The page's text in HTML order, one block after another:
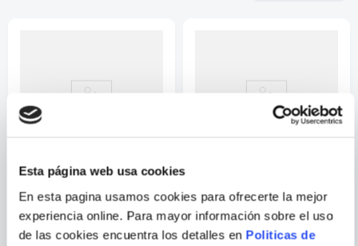
Esta página web usa cookies
En esta pagina usamos cookies para ofrecerte la mejor
experiencia online. Para mayor información sobre el uso
de las cookies encuentra los detalles en Politicas de
Correo electrónico
WILLIAM
SHAKESPEARE
HAMLET
WILLIAM
SHAKESPEARE
OBRA COMPLETA 3